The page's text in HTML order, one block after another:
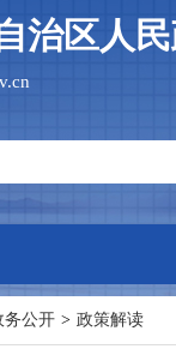
治区人
务公开 > 政策解读